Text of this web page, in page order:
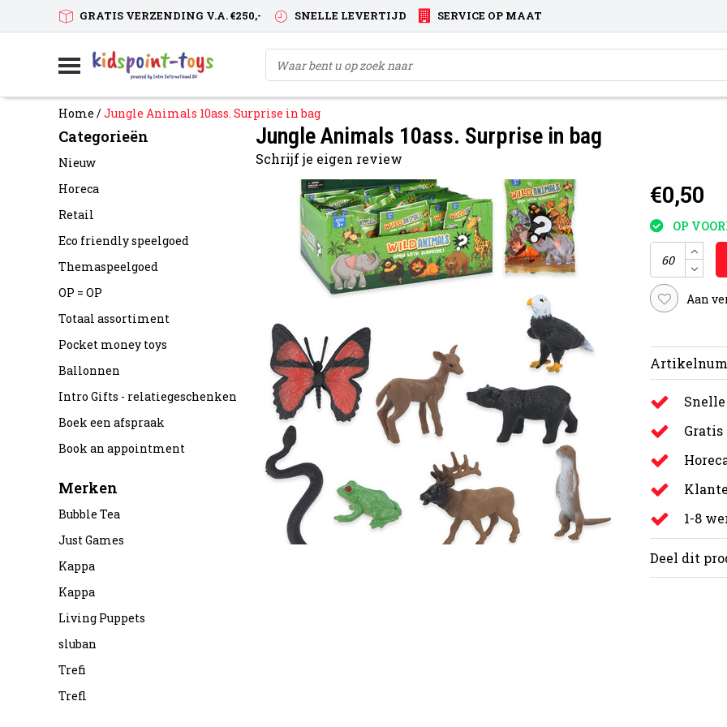
GRATIS VERZENDING V.A. €250,- SNELLE LEVERTIJD SERVICE OP MAAT
Home /Jungle Animals 10ass. Surprise in bag
Categorieën
Nieuw
Horeca
Retail
Eco friendly speelgoed
Themaspeelgoed
OP = OP
Totaal assortiment
Pocket money toys
Ballonnen
Intro Gifts - relatiegeschenken
Boek een afspraak
Book an appointment
Merken
Bubble Tea
Just Games
Kappa
Kappa
Living Puppets
sluban
Trefi
Trefl
Jungle Animals 10ass. Surprise in bag
Schrijf je eigen review
€0,50
OP
Aan
Gratis
1-8
Deel dit